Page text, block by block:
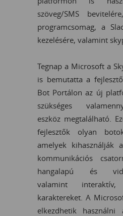
szöveg/SMS
programcsomag, a
kezelésére, valamint
Tegnap a Microsoft a
is bemutatta a
Bot Portálon az új
szükséges
eszköz megtalálható.
fejlesztők olyan
amelyek kihasználják
kommunikációs
hangalapú és
valamint interaktív,
karaktereket. A
elkezdhetik